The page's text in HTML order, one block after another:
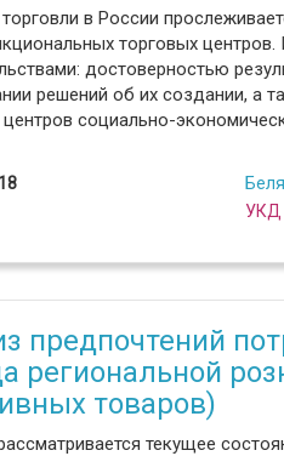
в России
торговых
достоверностью
решений об их создании, а
социально-
18
УКД
предпочтений
региональной
товаров)
текущее